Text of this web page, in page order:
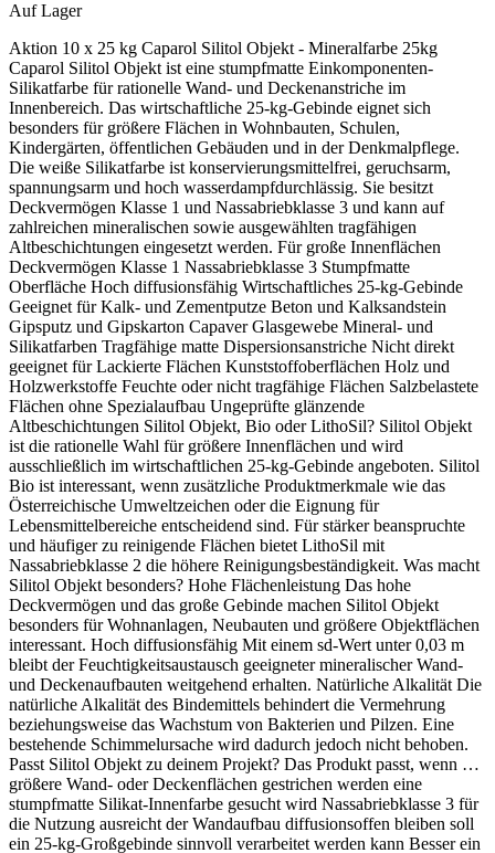
Auf Lager
Aktion 10 x 25 kg Caparol Silitol Objekt - Mineralfarbe 25kg Caparol Silitol Objekt ist eine stumpfmatte Einkomponenten-Silikatfarbe für rationelle Wand- und Deckenanstriche im Innenbereich. Das wirtschaftliche 25-kg-Gebinde eignet sich besonders für größere Flächen in Wohnbauten, Schulen, Kindergärten, öffentlichen Gebäuden und in der Denkmalpflege. Die weiße Silikatfarbe ist konservierungsmittelfrei, geruchsarm, spannungsarm und hoch wasserdampfdurchlässig. Sie besitzt Deckvermögen Klasse 1 und Nassabriebklasse 3 und kann auf zahlreichen mineralischen sowie ausgewählten tragfähigen Altbeschichtungen eingesetzt werden. Für große Innenflächen Deckvermögen Klasse 1 Nassabriebklasse 3 Stumpfmatte Oberfläche Hoch diffusionsfähig Wirtschaftliches 25-kg-Gebinde Geeignet für Kalk- und Zementputze Beton und Kalksandstein Gipsputz und Gipskarton Capaver Glasgewebe Mineral- und Silikatfarben Tragfähige matte Dispersionsanstriche Nicht direkt geeignet für Lackierte Flächen Kunststoffoberflächen Holz und Holzwerkstoffe Feuchte oder nicht tragfähige Flächen Salzbelastete Flächen ohne Spezialaufbau Ungeprüfte glänzende Altbeschichtungen Silitol Objekt, Bio oder LithoSil? Silitol Objekt ist die rationelle Wahl für größere Innenflächen und wird ausschließlich im wirtschaftlichen 25-kg-Gebinde angeboten. Silitol Bio ist interessant, wenn zusätzliche Produktmerkmale wie das Österreichische Umweltzeichen oder die Eignung für Lebensmittelbereiche entscheidend sind. Für stärker beanspruchte und häufiger zu reinigende Flächen bietet LithoSil mit Nassabriebklasse 2 die höhere Reinigungsbeständigkeit. Was macht Silitol Objekt besonders? Hohe Flächenleistung Das hohe Deckvermögen und das große Gebinde machen Silitol Objekt besonders für Wohnanlagen, Neubauten und größere Objektflächen interessant. Hoch diffusionsfähig Mit einem sd-Wert unter 0,03 m bleibt der Feuchtigkeitsaustausch geeigneter mineralischer Wand- und Deckenaufbauten weitgehend erhalten. Natürliche Alkalität Die natürliche Alkalität des Bindemittels behindert die Vermehrung beziehungsweise das Wachstum von Bakterien und Pilzen. Eine bestehende Schimmelursache wird dadurch jedoch nicht behoben. Passt Silitol Objekt zu deinem Projekt? Das Produkt passt, wenn … größere Wand- oder Deckenflächen gestrichen werden eine stumpfmatte Silikat-Innenfarbe gesucht wird Nassabriebklasse 3 für die Nutzung ausreicht der Wandaufbau diffusionsoffen bleiben soll ein 25-kg-Großgebinde sinnvoll verarbeitet werden kann Besser ein anderes Produkt wählen, wenn … eine höhere Reinigungsbeständigkeit benötigt wird regelmäßig stark feucht gereinigt werden muss nur eine kleine Fläche gestrichen wird ein kleineres Gebinde benötigt wird auf Lack, Kunststoff oder Holz gearbeitet wird Mineralische Untergründe vorbereiten Sinternde oder mehlende Flächen Sinterhaut sowie mehlende oder wischende Bestandteile mechanisch entfernen oder mit Histolith Fluat behandeln und anschließend gründlich mit Wasser nachwaschen. Stark saugende Flächen Stark saugende mineralische Untergründe mit CaPriSil Fassaden Grund unverdünnt oder mit Histolith Silikat-Fixativ vorbereiten. Histolith Silikat-Fixativ wird je nach Saugfähigkeit unverdünnt oder bis 1 : 1 mit Wasser verdünnt eingesetzt. Neue Kalk- und Zementputze Neue Putze der Klassen CS II bis CS IV normalerweise zwei bis vier Wochen ungestrichen stehen und ausreichend abbinden lassen. Nachputzstellen vollständig austrocknen lassen, mit Histolith Fluat behandeln und mit Wasser nachwaschen. Beton, Gipsputz und Gipskarton Beton Betonflächen abbürsten und entstauben. Zementschlämme, Schalöl, Fett und Wachs vollständig entfernen. Ausbrüche und Fehlstellen vor dem Anstrich mit einer geeigneten Zementspachtelmasse ausbessern. Gipsputz und Gipsbauplatten Gipsputz und saugende Gipsbauplatten mit Security Primer Roll-On oder Primalon Tiefgrund LF grundieren. Eine vorhandene Sinterhaut auf Gipsputz vorher abschleifen und den Schleifstaub vollständig entfernen. Gipskartonplatten Spachtelgrate abschleifen und die Fläche mit Security Primer Roll-On oder Primalon Tiefgrund LF grundieren. Platten mit wasserlöslichen oder verfärbenden Inhaltsstoffen benötigen eine absperrende Grundbeschichtung mit Primalon Filtergrund fein. Altanstriche und besondere Untergründe Mineral- und Silikatfarben Fest haftende mineralische Altanstriche trocken oder nass reinigen. Nicht tragfähige Schichten vollständig abschleifen oder abschaben. Matte Dispersionsanstriche Tragfähige, matte Dispersionsanstriche und Kunstharzputz-Beschichtungen sorgfältig reinigen und auf ausreichende Haftung prüfen. Glänzende, dichte oder unbekannte Altbeschichtungen zunächst durch eine Probefläche beurteilen. Lehmputz Lehmputz reinigen und mit CaPriSil Fassaden Grund unverdünnt oder Histolith Silikat-Fixativ grundieren. Vor der Gesamtbeschichtung eine Probefläche anlegen und auf mögliche Braunverfärbungen kontrollieren. Problemstellen richtig behandeln Leimfarben Alte Leimfarbenanstriche vollständig abwaschen. Nach ausreichender Trocknung mit Security Primer Roll-On grundieren. Schimmelbefall Schimmelbelag fachgerecht entfernen und die Fläche mit Capatox unverdünnt behandeln. Vollständig trocknen lassen und die Feuchteursache dauerhaft beheben. Salzausblühungen Salze trocken abbürsten und mit Primalon Tiefgrund TB grundieren. Eine dauerhaft sichere Haftung oder Unterbindung erneut auftretender Salze kann nicht garantiert werden. Acryl- und andere Dichtmassen: Auf Dichtstoffen können Risse, Verfärbungen oder Haftungsprobleme entstehen. Vor dem Anstrich der Gesamtfläche deshalb immer eine Probebeschichtung auf dem tatsächlich verwendeten Dichtstoff durchführen. Der richtige Beschichtungsaufbau 1. Untergrund vorbereiten Die Fläche muss fest, trocken, tragfähig und frei von Staub, Schmutz sowie trennenden Substanzen sein. 2. Zwischenanstrich Silitol Objekt idealerweise mit etwa 5 %, maximal jedoch mit 10 % sauberem Wasser verdünnen und gleichmäßig auftragen. 3. Schlussanstrich Nach mindestens zwölf Stunden einen gleichmäßigen Schlussanstrich ausführen. Auch dieser darf mit maximal 10 % Wasser verdünnt werden. Zusammenhängende Flächen immer nass in nass und ohne längere Unterbrechung bearbeiten. Silitol Objekt nicht mit anderen Farben oder Grundierungen vermischen, da dadurch die vorgesehenen Eigenschaften verändert werden können. Verbrauch und Reichweite Verbrauch je Anstrich Ca. 150–200 g/m². Der tatsächliche Bedarf hängt von Saugfähigkeit, Struktur und Auftragsverfahren ab. Ein Anstrich Ein 25-kg-Gebinde reicht rechnerisch für ungefähr 125–166 m². Zwei Anstriche Bei Zwischen- und Schlussanstrich reicht ein 25-kg-Gebinde rechnerisch für ungefähr 62–83 m² fertige Fläche. Die Reichweiten sind theoretische Richtwerte ohne Materialverluste. Saugfähigkeit, Untergrundstruktur, Werkzeug und notwendige Schichtdi